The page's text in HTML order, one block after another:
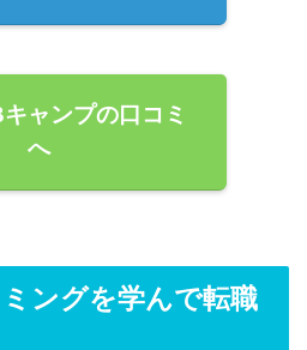
ャンプの口コミ
へ
ングを学んで転職